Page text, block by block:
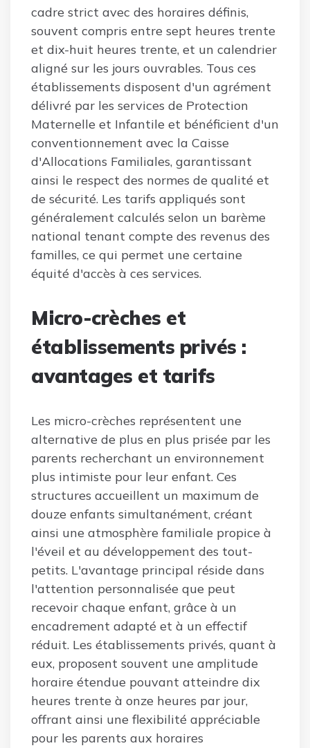
cadre strict avec des horaires définis,
souvent compris entre sept heures trente
et dix-huit heures trente, et un calendrier
aligné sur les jours ouvrables. Tous ces
établissements disposent d'un agrément
délivré par les services de Protection
Maternelle et Infantile et bénéficient d'un
conventionnement avec la Caisse
d'Allocations Familiales, garantissant
ainsi le respect des normes de qualité et
de sécurité. Les tarifs appliqués sont
généralement calculés selon un barème
national tenant compte des revenus des
familles, ce qui permet une certaine
équité d'accès à ces services.
Micro-crèches et
établissements privés :
avantages et tarifs
Les micro-crèches représentent une
alternative de plus en plus prisée par les
parents recherchant un environnement
plus intimiste pour leur enfant. Ces
structures accueillent un maximum de
douze enfants simultanément, créant
ainsi une atmosphère familiale propice à
l'éveil et au développement des tout-
petits. L'avantage principal réside dans
l'attention personnalisée que peut
recevoir chaque enfant, grâce à un
encadrement adapté et à un effectif
réduit. Les établissements privés, quant à
eux, proposent souvent une amplitude
horaire étendue pouvant atteindre dix
heures trente à onze heures par jour,
offrant ainsi une flexibilité appréciable
pour les parents aux horaires